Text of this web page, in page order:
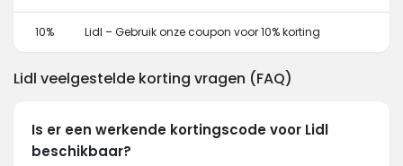
10% Lidl – Gebruik onze coupon voor 10% korting
Lidl veelgestelde korting vragen (FAQ)
Is er een werkende kortingscode voor Lidl
beschikbaar?